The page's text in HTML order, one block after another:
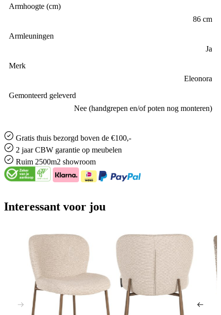
Armhoogte (cm)
86 cm
Armleuningen
Ja
Merk
Eleonora
Gemonteerd geleverd
Nee (handgrepen en/of poten nog monteren)
Gratis thuis bezorgd boven de €100,-
2 jaar CBW garantie op meubelen
Ruim 2500m2 showroom
Interessant voor jou